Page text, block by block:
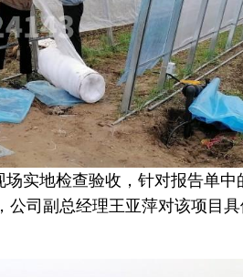
实地检查验收，针对报告单中
司副总经理王亚萍对该项目